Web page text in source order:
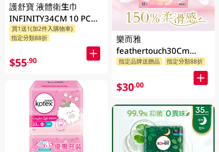
護舒寶 液體衛生巾
INFINITY34CM 10 PC
(包裝隨機發放)
買1送1(加2件入購物車)
指定分類88折
$55.90
樂而雅
feathertouch30Cm
12PC
指定品牌送贈品 指定分類88折
$30.00